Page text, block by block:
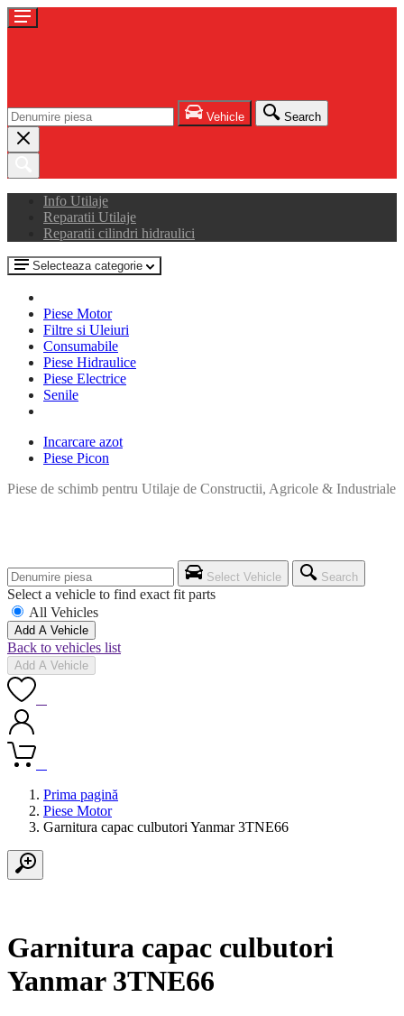
Vehicle Search
Info Utilaje
Reparatii Utilaje
Reparatii cilindri hidraulici
Selecteaza categorie
Piese Motor
Filtre si Uleiuri
Consumabile
Piese Hidraulice
Piese Electrice
Senile
Incarcare azot
Piese Picon
Piese de schimb pentru Utilaje de Constructii, Agricole & Industriale
Select Vehicle Search
Select a vehicle to find exact fit parts
All Vehicles
Add A Vehicle
Back to vehicles list
Add A Vehicle
Prima pagină
Piese Motor
Garnitura capac culbutori Yanmar 3TNE66
Garnitura capac culbutori
Yanmar 3TNE66